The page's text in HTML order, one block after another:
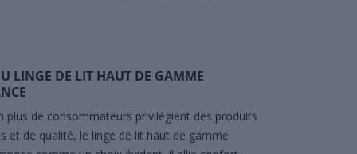
LINGE DE LIT HAUT DE GAMME
plus de consommateurs privilégient des produits
et de qualité, le linge de lit haut de gamme